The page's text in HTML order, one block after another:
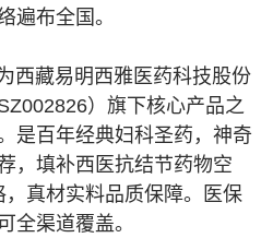
遍布全国。
藏易明西雅医药科技股份
）旗下核心产品之
是百年经典妇科圣药，神奇
，填补西医抗结节药物空
真材实料品质保障。医保
全渠道覆盖。